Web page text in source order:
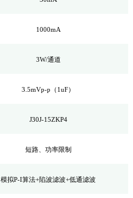
1000mA
3W/通道
3.5mVp-p （1uF）
J30J-15ZKP4
短路、功率限制
模拟P-I算法+陷波滤波+低通滤波